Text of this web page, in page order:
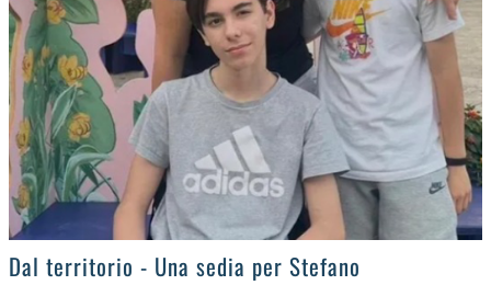
>
Dal territorio - Una sedia per Stefano